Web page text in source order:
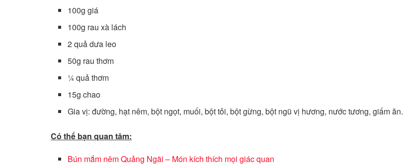
100g giá
100g rau xà lách
2 quả dưa leo
50g rau thơm
¼ quả thơm
15g chao
Gia vị: đường, hạt nêm, bột ngọt, muối, bột tỏi, bột gừng, bột ngũ vị hương, nước tương, giấm ăn.
Có thể bạn quan tâm:
Bún mắm nêm Quảng Ngãi – Món kích thích mọi giác quan